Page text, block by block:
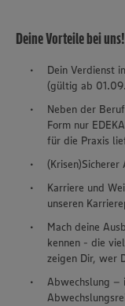
Deine Vorteile bei uns!
Dein Verdienst
(gültig ab
Neben der
Form nur
für die Praxis
Karriere und
unseren
Mach deine
kennen - die
zeigen Dir, wer
Abwechslung –